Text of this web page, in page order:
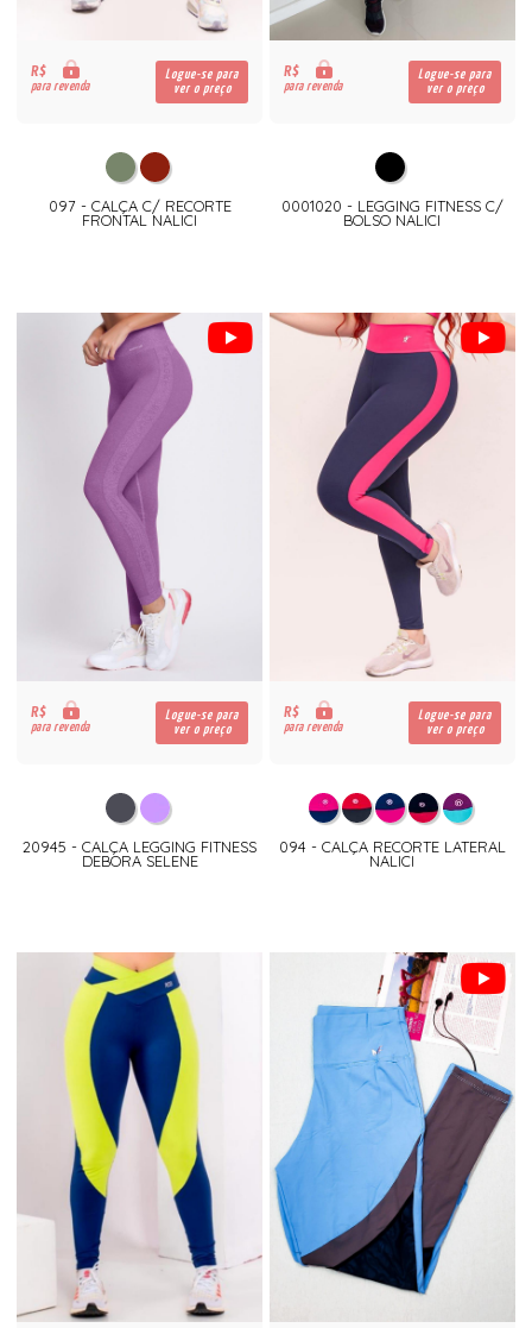
R$
para revenda
Logue-se para
ver o preço
097 - CALÇA C/ RECORTE
FRONTAL NALICI
R$
para revenda
Logue-se para
ver o preço
0001020 - LEGGING FITNESS C/
BOLSO NALICI
R$
para revenda
Logue-se para
ver o preço
20945 - CALÇA LEGGING FITNESS
DEBORA SELENE
R$
para revenda
Logue-se para
ver o preço
094 - CALÇA RECORTE LATERAL
NALICI